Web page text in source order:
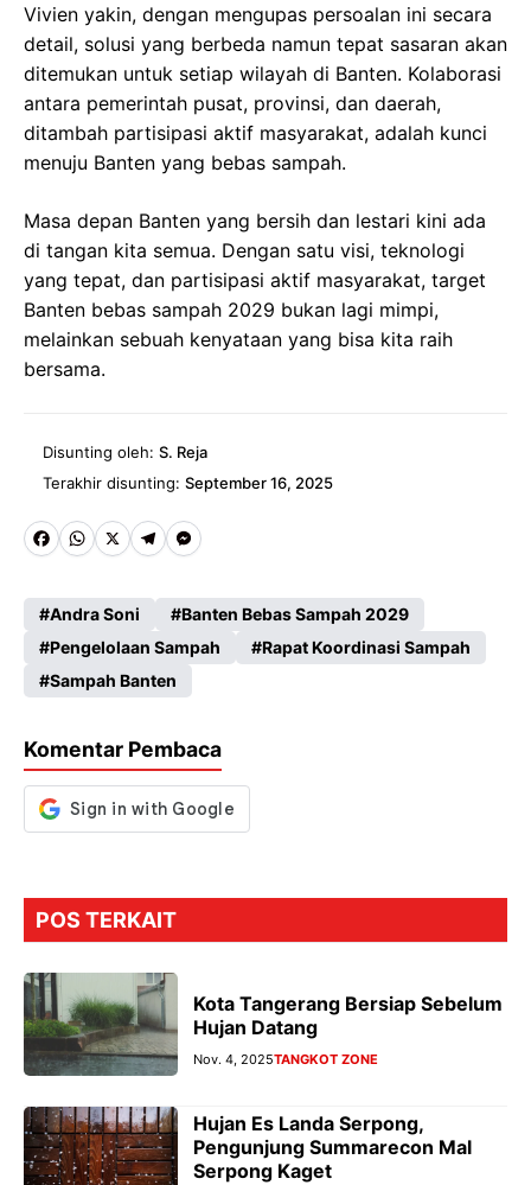
Vivien yakin, dengan mengupas persoalan ini secara
detail, solusi yang berbeda namun tepat sasaran akan
ditemukan untuk setiap wilayah di Banten. Kolaborasi
antara pemerintah pusat, provinsi, dan daerah,
ditambah partisipasi aktif masyarakat, adalah kunci
menuju Banten yang bebas sampah.
Masa depan Banten yang bersih dan lestari kini ada
di tangan kita semua. Dengan satu visi, teknologi
yang tepat, dan partisipasi aktif masyarakat, target
Banten bebas sampah 2029 bukan lagi mimpi,
melainkan sebuah kenyataan yang bisa kita raih
bersama.
Disunting oleh: S. Reja
Terakhir disunting: September 16, 2025
Fa
b
o
o
k
W
ts
A
p
X
Te
gr
a
m
M
se
n
g
er
Andra Soni
Banten Bebas Sampah 2029
Pengelolaan Sampah
Rapat Koordinasi Sampah
Sampah Banten
Komentar Pembaca
POS TERKAIT
Kota Tangerang Bersiap Sebelum
Hujan Datang
Nov. 4, 2025TANGKOT ZONE
Hujan Es Landa Serpong,
Pengunjung Summarecon Mal
Serpong Kaget